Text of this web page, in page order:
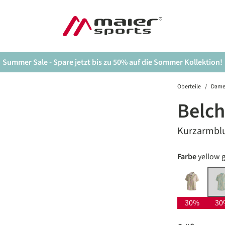
Summer Sale - Spare jetzt bis zu 50% auf die Sommer Kollektion!
Oberteile /
Farbeyellow
green
30%